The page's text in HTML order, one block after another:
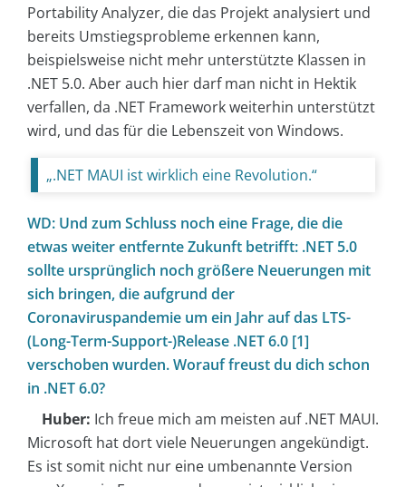
Portability Analyzer, die das Projekt analysiert und
bereits Umstiegsprobleme erkennen kann,
beispielsweise nicht mehr unterstützte Klassen in
.NET 5.0. Aber auch hier darf man nicht in Hektik
verfallen, da .NET Framework weiterhin unterstützt
wird, und das für die Lebenszeit von Windows.
„.NET MAUI ist wirklich eine Revolution.“
WD: Und zum Schluss noch eine Frage, die die
etwas weiter entfernte Zukunft betrifft: .NET 5.0
sollte ursprünglich noch größere Neuerungen mit
sich bringen, die aufgrund der
Coronaviruspandemie um ein Jahr auf das LTS-
(Long-Term-Support-)Release .NET 6.0 [1]
verschoben wurden. Worauf freust du dich schon
in .NET 6.0?
Huber: Ich freue mich am meisten auf .NET MAUI.
Microsoft hat dort viele Neuerungen angekündigt.
Es ist somit nicht nur eine umbenannte Version